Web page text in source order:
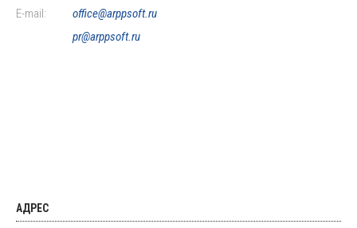
E-mail:
office@arppsoft.ru
pr@arppsoft.ru
АДРЕС